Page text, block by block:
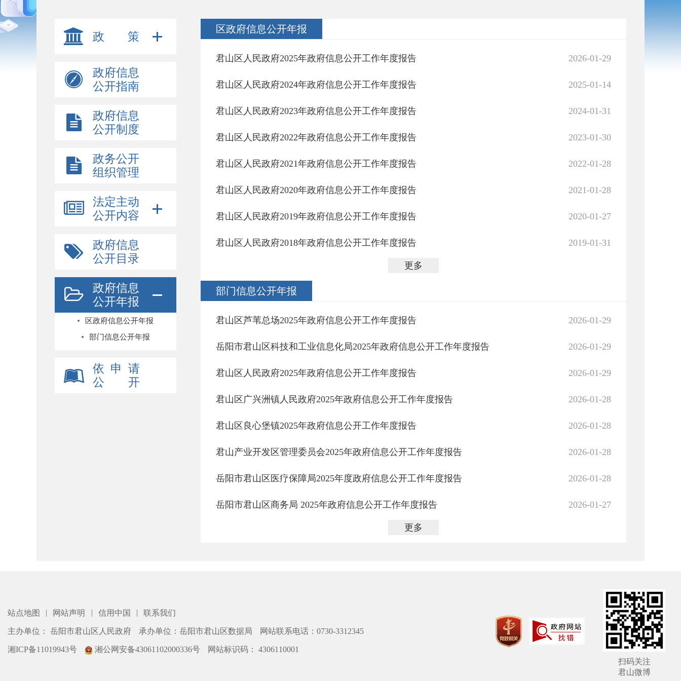
政 策
政府信息
公开指南
政府信息
公开制度
政务公开
组织管理
法定主动
公开内容
政府信息
公开目录
政府信息
公开年报
区政府信息公开年报
部门信息公开年报
依 申 请
公 开
区政府信息公开年报
君山区人民政府2025年政府信息公开工作年度报告 2026-01-29
君山区人民政府2024年政府信息公开工作年度报告 2025-01-14
君山区人民政府2023年政府信息公开工作年度报告 2024-01-31
君山区人民政府2022年政府信息公开工作年度报告 2023-01-30
君山区人民政府2021年政府信息公开工作年度报告 2022-01-28
君山区人民政府2020年政府信息公开工作年度报告 2021-01-28
君山区人民政府2019年政府信息公开工作年度报告 2020-01-27
君山区人民政府2018年政府信息公开工作年度报告 2019-01-31
更多
部门信息公开年报
君山区芦苇总场2025年政府信息公开工作年度报告 2026-01-29
岳阳市君山区科技和工业信息化局2025年政府信息公开工作年度报告 2026-01-29
君山区人民政府2025年政府信息公开工作年度报告 2026-01-29
君山区广兴洲镇人民政府2025年政府信息公开工作年度报告 2026-01-28
君山区良心堡镇2025年政府信息公开工作年度报告 2026-01-28
君山产业开发区管理委员会2025年政府信息公开工作年度报告 2026-01-28
岳阳市君山区医疗保障局2025年度政府信息公开工作年度报告 2026-01-28
岳阳市君山区商务局 2025年政府信息公开工作年度报告 2026-01-27
更多
站点地图 | 网站声明 | 信用中国 | 联系我们
主办单位： 岳阳市君山区人民政府 承办单位：岳阳市君山区数据局 网站联系电话：0730-3312345
湘ICP备11019943号 湘公网安备43061102000336号
网站标识码： 4306110001
扫码关注
君山微博